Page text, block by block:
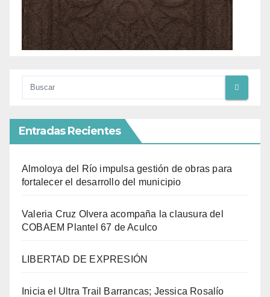
Entradas Recientes
Almoloya del Río impulsa gestión de obras para
fortalecer el desarrollo del municipio
Valeria Cruz Olvera acompaña la clausura del
COBAEM Plantel 67 de Aculco
LIBERTAD DE EXPRESIÓN
Inicia el Ultra Trail Barrancas; Jessica Rosalío